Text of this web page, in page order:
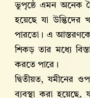
ভুপৃষ্ঠে এমন অনেক
হয়েছে যা উদ্ভিদের
পারতো। এ
শিকড় তার মধ্যে
করতে পারে।
দ্বিতীয়ত, যমীনের
ব্যবস্থা করা হয়েছে,